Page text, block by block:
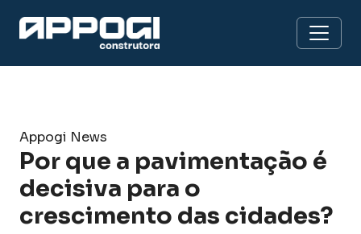
Appogi News
Por que a pavimentação é
decisiva para o
crescimento das cidades?